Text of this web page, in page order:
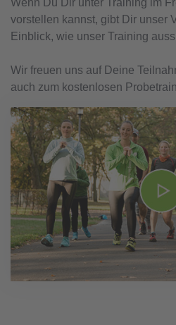
vorstellen kannst, gibt Dir unser
Einblick, wie unser Training
Wir freuen uns auf Deine
auch zum kostenlosen